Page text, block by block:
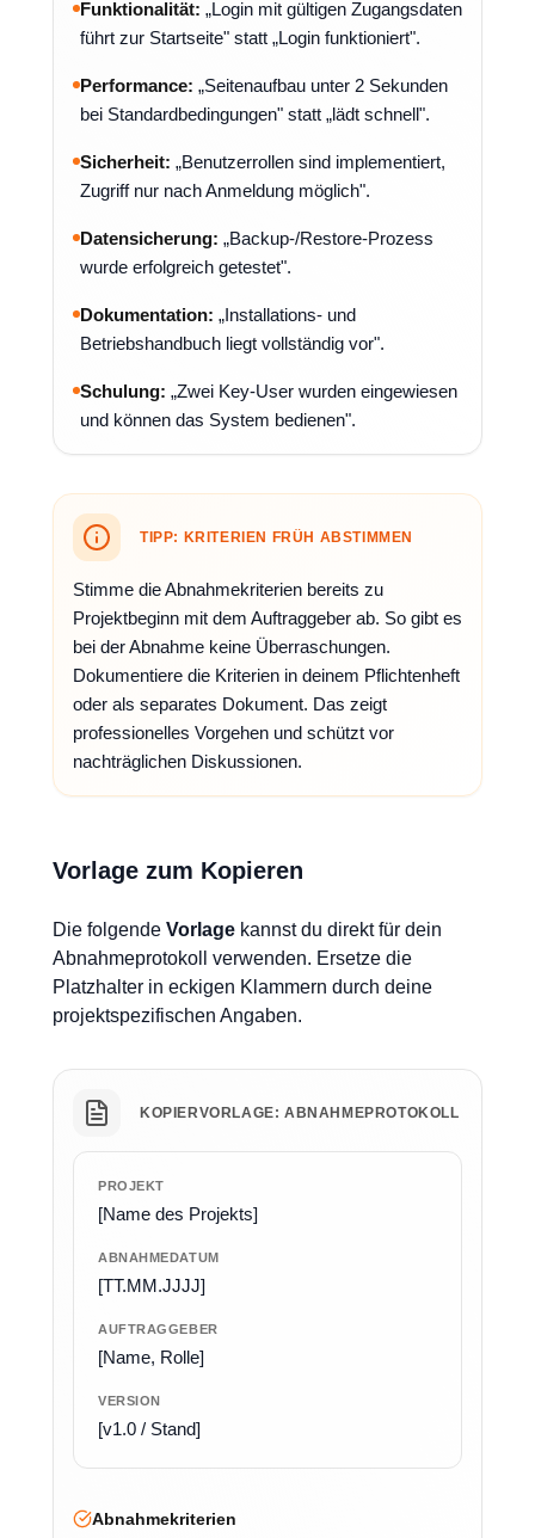
Funktionalität: „Login mit gültigen Zugangsdaten
führt zur Startseite" statt „Login funktioniert".
Performance: „Seitenaufbau unter 2 Sekunden
bei Standardbedingungen" statt „lädt schnell".
Sicherheit: „Benutzerrollen sind implementiert,
Zugriff nur nach Anmeldung möglich".
Datensicherung: „Backup-/Restore-Prozess
wurde erfolgreich getestet".
Dokumentation: „Installations- und
Betriebshandbuch liegt vollständig vor".
Schulung: „Zwei Key-User wurden eingewiesen
und können das System bedienen".
TIPP: KRITERIEN FRÜH ABSTIMMEN
Stimme die Abnahmekriterien bereits zu
Projektbeginn mit dem Auftraggeber ab. So gibt es
bei der Abnahme keine Überraschungen.
Dokumentiere die Kriterien in deinem Pflichtenheft
oder als separates Dokument. Das zeigt
professionelles Vorgehen und schützt vor
nachträglichen Diskussionen.
Vorlage zum Kopieren
Die folgende Vorlage kannst du direkt für dein
Abnahmeprotokoll verwenden. Ersetze die
Platzhalter in eckigen Klammern durch deine
projektspezifischen Angaben.
KOPIERVORLAGE: ABNAHMEPROTOKOLL
PROJEKT
[Name des Projekts]
ABNAHMEDATUM
[TT.MM.JJJJ]
AUFTRAGGEBER
[Name, Rolle]
VERSION
[v1.0 / Stand]
Abnahmekriterien